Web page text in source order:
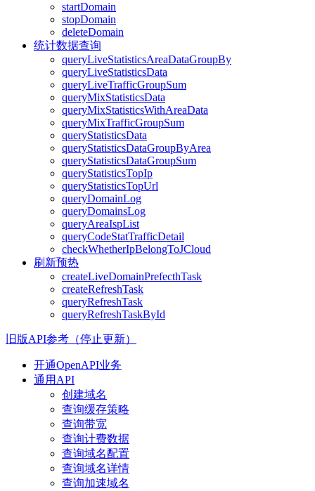
startDomain
stopDomain
deleteDomain
统计数据查询
queryLiveStatisticsAreaDataGroupBy
queryLiveStatisticsData
queryLiveTrafficGroupSum
queryMixStatisticsData
queryMixStatisticsWithAreaData
queryMixTrafficGroupSum
queryStatisticsData
queryStatisticsDataGroupByArea
queryStatisticsDataGroupSum
queryStatisticsTopIp
queryStatisticsTopUrl
queryDomainLog
queryDomainsLog
queryAreaIspList
queryCodeStatTrafficDetail
checkWhetherIpBelongToJCloud
刷新预热
createLiveDomainPrefecthTask
createRefreshTask
queryRefreshTask
queryRefreshTaskById
旧版API参考（停止更新）
开通OpenAPI业务
通用API
创建域名
查询缓存策略
查询带宽
查询计费数据
查询域名配置
查询域名详情
查询加速域名